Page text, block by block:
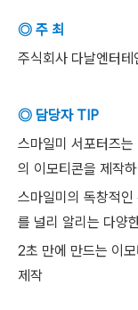
◎ 주 최
주식회사 다날엔터테
◎ 담당자 TIP
스마일미 서포터즈
의 이모티콘을 제작
스마일미의 독창적
를 널리 알리는 다양
2초 만에 만드는 이
제작